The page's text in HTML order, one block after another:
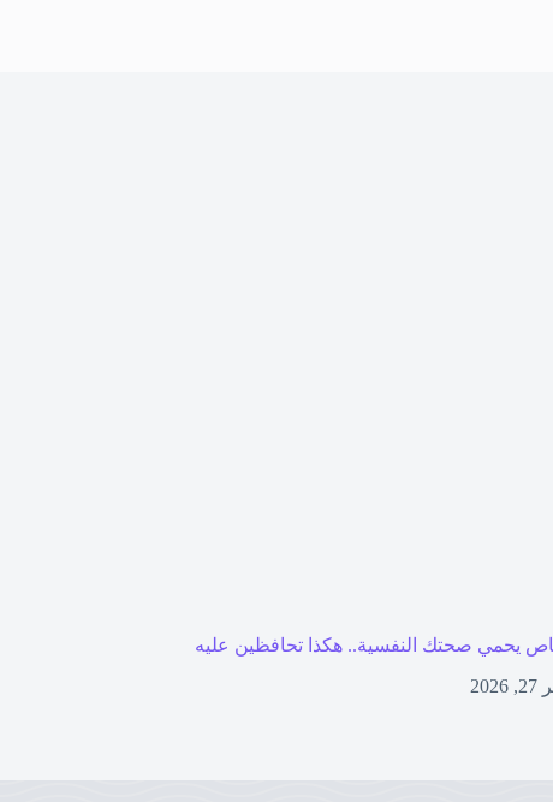
يحمي صحتك النفسية.. هكذا تحافظين عليه
2026